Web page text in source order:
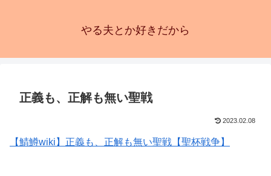
やる夫とか好きだから
正義も、正解も無い聖戦
2023.02.08
【鯖鱒wiki】正義も、正解も無い聖戦【聖杯戦争】